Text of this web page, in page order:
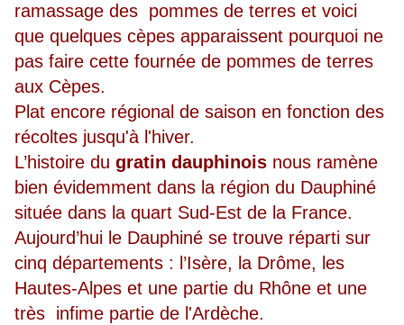
ramassage des pommes de terres et voici
que quelques cèpes apparaissent pourquoi ne
pas faire cette fournée de pommes de terres
aux Cèpes.
Plat encore régional de saison en fonction des
récoltes jusqu'à l'hiver.
L’histoire du gratin dauphinois nous ramène
bien évidemment dans la région du Dauphiné
située dans la quart Sud-Est de la France.
Aujourd’hui le Dauphiné se trouve réparti sur
cinq départements : l’Isère, la Drôme, les
Hautes-Alpes et une partie du Rhône et une
très infime partie de l'Ardèche.